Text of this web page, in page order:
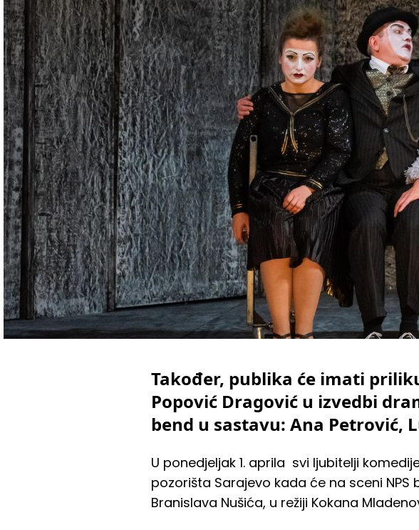
Također, publika će imati
Popović Dragović u izvedbi
bend u sastavu: Ana Petrović,
U ponedjeljak 1. aprila svi ljubitelji
pozorišta Sarajevo kada će na sceni
Branislava Nušića, u režiji Kokana